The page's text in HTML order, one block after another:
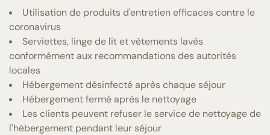
Utilisation de produits d'entretien efficaces contre le
coronavirus
Serviettes, linge de lit et vêtements lavés
conformément aux recommandations des autorités
locales
Hébergement désinfecté après chaque séjour
Hébergement fermé après le nettoyage
Les clients peuvent refuser le service de nettoyage de
l'hébergement pendant leur séjour